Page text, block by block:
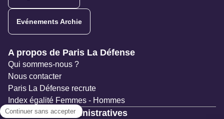
Evénements Archie
Navigation secondaire
A propos de Paris La Défense
Qui sommes-nous ?
Nous contacter
Paris La Défense recrute
Index égalité Femmes - Hommes
Ressources administratives